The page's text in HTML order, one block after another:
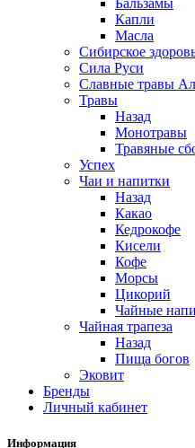
Бальзамы
Капли
Масла
Сибирское
Сила Руси
Славные травы
Травы
Назад
Монотравы
Травяные
Успех
Чаи и напитки
Назад
Какао
Кедрокофе
Кисели
Кофе
Морсы
Цикорий
Чайные
Чайная трапеза
Назад
Пища богов
Эковит
Бренды
Личный кабинет
Информация